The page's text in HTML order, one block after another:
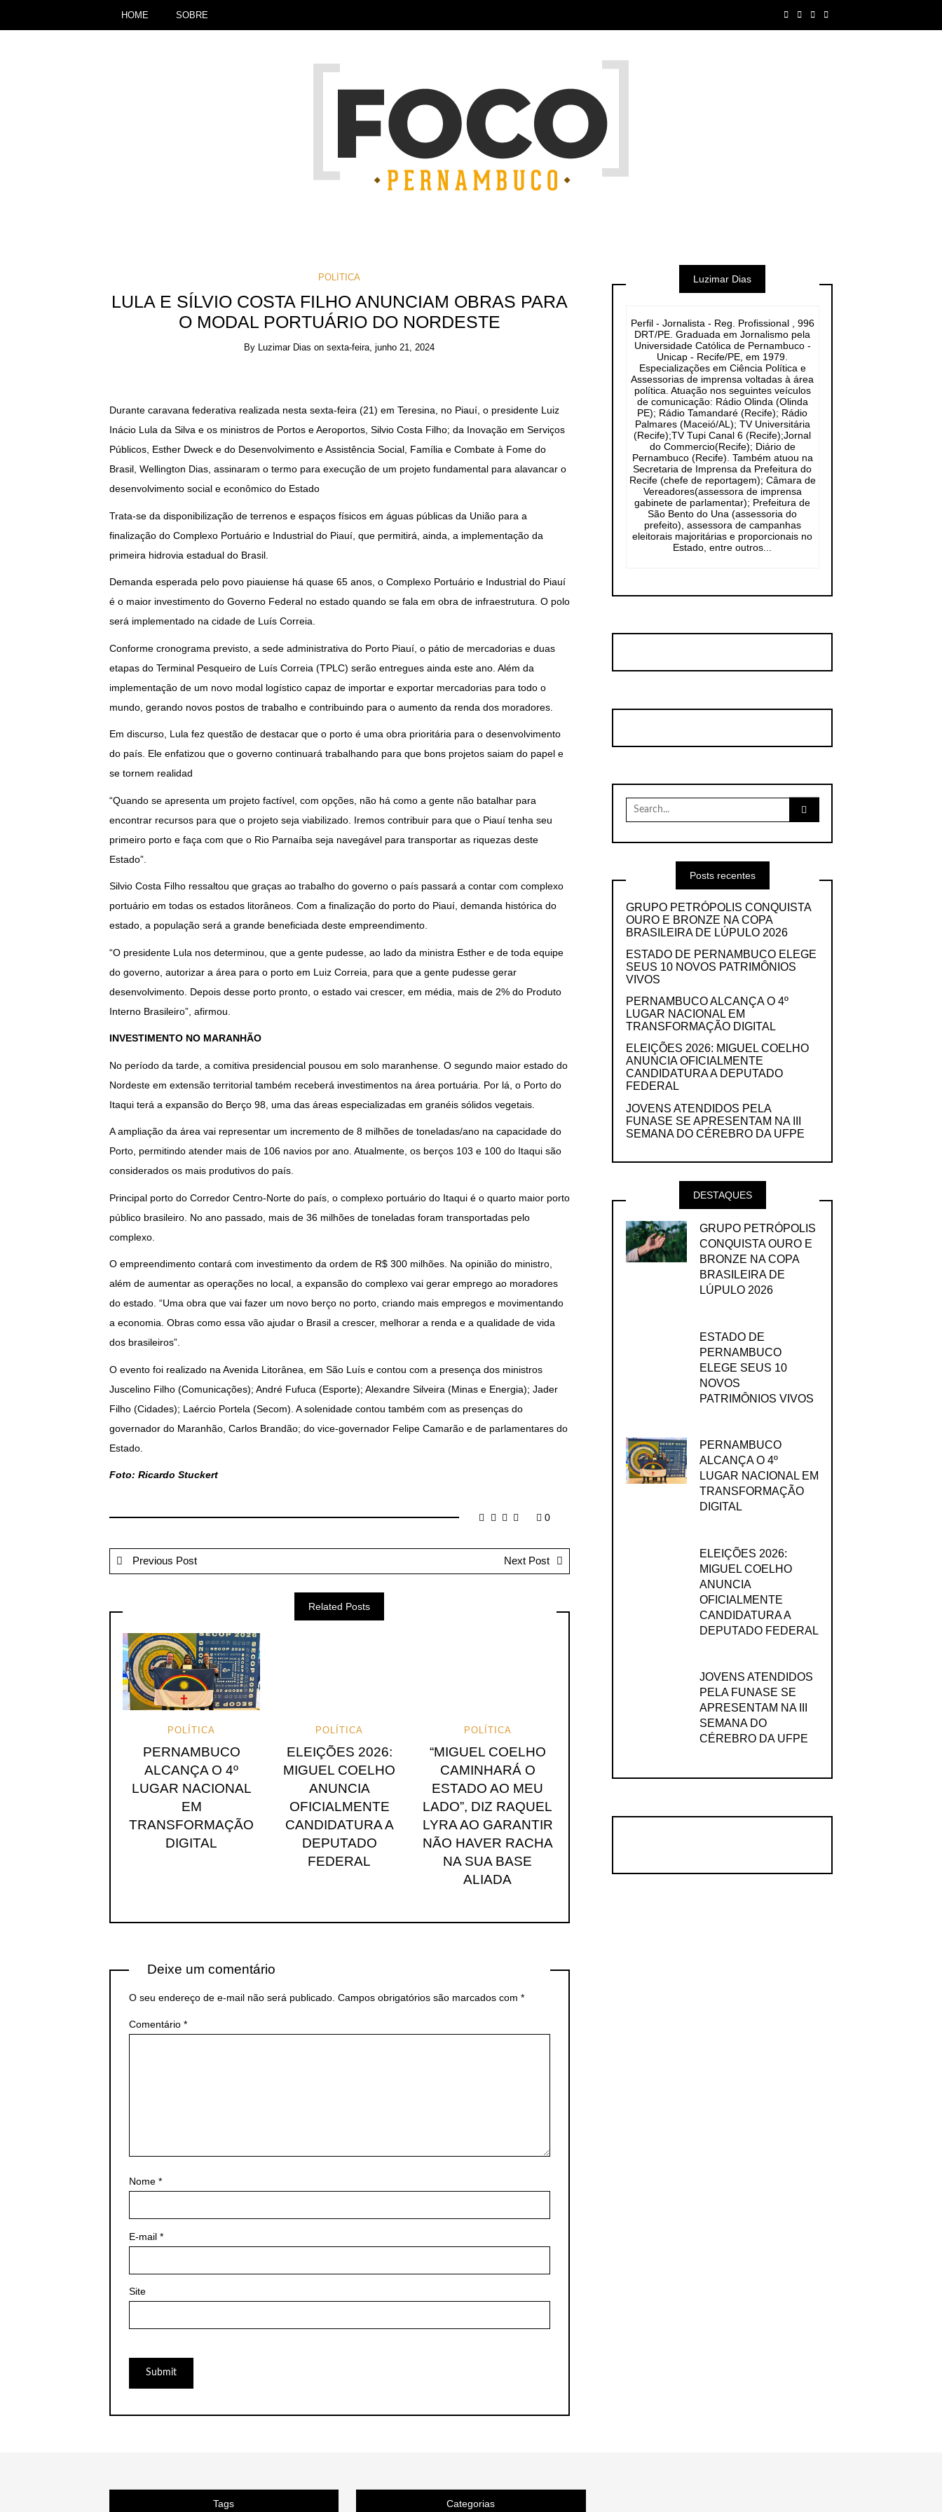
HOME SOBRE
POLÍTICA
LULA E SÍLVIO COSTA FILHO ANUNCIAM OBRAS PARA
O MODAL PORTUÁRIO DO NORDESTE
By Luzimar Dias onsexta-feira, junho 21, 2024
Durante caravana federativa realizada nesta sexta-feira (21) em Teresina, no Piauí, o presidente Luiz
Inácio Lula da Silva e os ministros de Portos e Aeroportos, Silvio Costa Filho; da Inovação em Serviços
Públicos, Esther Dweck e do Desenvolvimento e Assistência Social, Família e Combate à Fome do
Brasil, Wellington Dias, assinaram o termo para execução de um projeto fundamental para alavancar o
desenvolvimento social e econômico do Estado
Trata-se da disponibilização de terrenos e espaços físicos em águas públicas da União para a
finalização do Complexo Portuário e Industrial do Piauí, que permitirá, ainda, a implementação da
primeira hidrovia estadual do Brasil.
Demanda esperada pelo povo piauiense há quase 65 anos, o Complexo Portuário e Industrial do Piauí
é o maior investimento do Governo Federal no estado quando se fala em obra de infraestrutura. O polo
será implementado na cidade de Luís Correia.
Conforme cronograma previsto, a sede administrativa do Porto Piauí, o pátio de mercadorias e duas
etapas do Terminal Pesqueiro de Luís Correia (TPLC) serão entregues ainda este ano. Além da
implementação de um novo modal logístico capaz de importar e exportar mercadorias para todo o
mundo, gerando novos postos de trabalho e contribuindo para o aumento da renda dos moradores.
Em discurso, Lula fez questão de destacar que o porto é uma obra prioritária para o desenvolvimento
do país. Ele enfatizou que o governo continuará trabalhando para que bons projetos saiam do papel e
se tornem realidad
“Quando se apresenta um projeto factível, com opções, não há como a gente não batalhar para
encontrar recursos para que o projeto seja viabilizado. Iremos contribuir para que o Piauí tenha seu
primeiro porto e faça com que o Rio Parnaíba seja navegável para transportar as riquezas deste
Estado”.
Silvio Costa Filho ressaltou que graças ao trabalho do governo o país passará a contar com complexo
portuário em todas os estados litorâneos. Com a finalização do porto do Piauí, demanda histórica do
estado, a população será a grande beneficiada deste empreendimento.
“O presidente Lula nos determinou, que a gente pudesse, ao lado da ministra Esther e de toda equipe
do governo, autorizar a área para o porto em Luiz Correia, para que a gente pudesse gerar
desenvolvimento. Depois desse porto pronto, o estado vai crescer, em média, mais de 2% do Produto
Interno Brasileiro”, afirmou.
INVESTIMENTO NO MARANHÃO
No período da tarde, a comitiva presidencial pousou em solo maranhense. O segundo maior estado do
Nordeste em extensão territorial também receberá investimentos na área portuária. Por lá, o Porto do
Itaqui terá a expansão do Berço 98, uma das áreas especializadas em granéis sólidos vegetais.
A ampliação da área vai representar um incremento de 8 milhões de toneladas/ano na capacidade do
Porto, permitindo atender mais de 106 navios por ano. Atualmente, os berços 103 e 100 do Itaqui são
considerados os mais produtivos do país.
Principal porto do Corredor Centro-Norte do país, o complexo portuário do Itaqui é o quarto maior porto
público brasileiro. No ano passado, mais de 36 milhões de toneladas foram transportadas pelo
complexo.
O empreendimento contará com investimento da ordem de R$ 300 milhões. Na opinião do ministro,
além de aumentar as operações no local, a expansão do complexo vai gerar emprego ao moradores
do estado. “Uma obra que vai fazer um novo berço no porto, criando mais empregos e movimentando
a economia. Obras como essa vão ajudar o Brasil a crescer, melhorar a renda e a qualidade de vida
dos brasileiros”.
O evento foi realizado na Avenida Litorânea, em São Luís e contou com a presença dos ministros
Juscelino Filho (Comunicações); André Fufuca (Esporte); Alexandre Silveira (Minas e Energia); Jader
Filho (Cidades); Laércio Portela (Secom). A solenidade contou também com as presenças do
governador do Maranhão, Carlos Brandão; do vice-governador Felipe Camarão e de parlamentares do
Estado.
Foto: Ricardo Stuckert
0
Previous Post Next Post
Related Posts
POLÍTICA
PERNAMBUCO
ALCANÇA O 4º
LUGAR NACIONAL
EM
TRANSFORMAÇÃO
DIGITAL
POLÍTICA
ELEIÇÕES 2026:
MIGUEL COELHO
ANUNCIA
OFICIALMENTE
CANDIDATURA A
DEPUTADO
FEDERAL
POLÍTICA
“MIGUEL COELHO
CAMINHARÁ O
ESTADO AO MEU
LADO”, DIZ RAQUEL
LYRA AO GARANTIR
NÃO HAVER RACHA
NA SUA BASE
ALIADA
Deixe um comentário
O seu endereço de e-mail não será publicado. Campos obrigatórios são marcados com *
Comentário *
Nome *
E-mail *
Site
Luzimar Dias
Perfil - Jornalista - Reg. Profissional , 996
DRT/PE. Graduada em Jornalismo pela
Universidade Católica de Pernambuco -
Unicap - Recife/PE, em 1979.
Especializações em Ciência Política e
Assessorias de imprensa voltadas à área
política. Atuação nos seguintes veículos
de comunicação: Rádio Olinda (Olinda
PE); Rádio Tamandaré (Recife); Rádio
Palmares (Maceió/AL); TV Universitária
(Recife);TV Tupi Canal 6 (Recife);Jornal
do Commercio(Recife); Diário de
Pernambuco (Recife). Também atuou na
Secretaria de Imprensa da Prefeitura do
Recife (chefe de reportagem); Câmara de
Vereadores(assessora de imprensa
gabinete de parlamentar); Prefeitura de
São Bento do Una (assessoria do
prefeito), assessora de campanhas
eleitorais majoritárias e proporcionais no
Estado, entre outros...
Search
for:
Posts recentes
GRUPO PETRÓPOLIS CONQUISTA
OURO E BRONZE NA COPA
BRASILEIRA DE LÚPULO 2026
ESTADO DE PERNAMBUCO ELEGE
SEUS 10 NOVOS PATRIMÔNIOS
VIVOS
PERNAMBUCO ALCANÇA O 4º
LUGAR NACIONAL EM
TRANSFORMAÇÃO DIGITAL
ELEIÇÕES 2026: MIGUEL COELHO
ANUNCIA OFICIALMENTE
CANDIDATURA A DEPUTADO
FEDERAL
JOVENS ATENDIDOS PELA
FUNASE SE APRESENTAM NA III
SEMANA DO CÉREBRO DA UFPE
DESTAQUES
GRUPO PETRÓPOLIS
CONQUISTA OURO E
BRONZE NA COPA
BRASILEIRA DE
LÚPULO 2026
ESTADO DE
PERNAMBUCO
ELEGE SEUS 10
NOVOS
PATRIMÔNIOS VIVOS
PERNAMBUCO
ALCANÇA O 4º
LUGAR NACIONAL EM
TRANSFORMAÇÃO
DIGITAL
ELEIÇÕES 2026:
MIGUEL COELHO
ANUNCIA
OFICIALMENTE
CANDIDATURA A
DEPUTADO FEDERAL
JOVENS ATENDIDOS
PELA FUNASE SE
APRESENTAM NA III
SEMANA DO
CÉREBRO DA UFPE
Tags Categorias